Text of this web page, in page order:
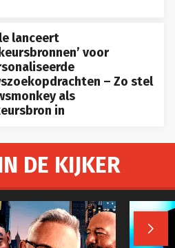
lanceert
voor
– Zo stel
als
in
DE KIJKER
